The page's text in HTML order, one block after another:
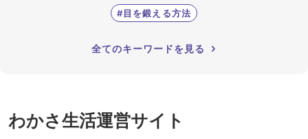
#目を鍛える方法
全てのキーワードを見る
わかさ生活運営サイト